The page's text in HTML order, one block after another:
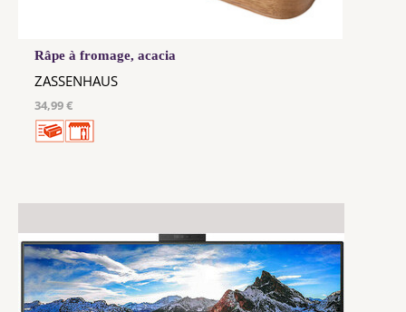
Râpe à fromage, acacia
ZASSENHAUS
34,99 €